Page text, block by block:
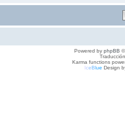
Powered by phpBB
Karma functions
IceBlue Design